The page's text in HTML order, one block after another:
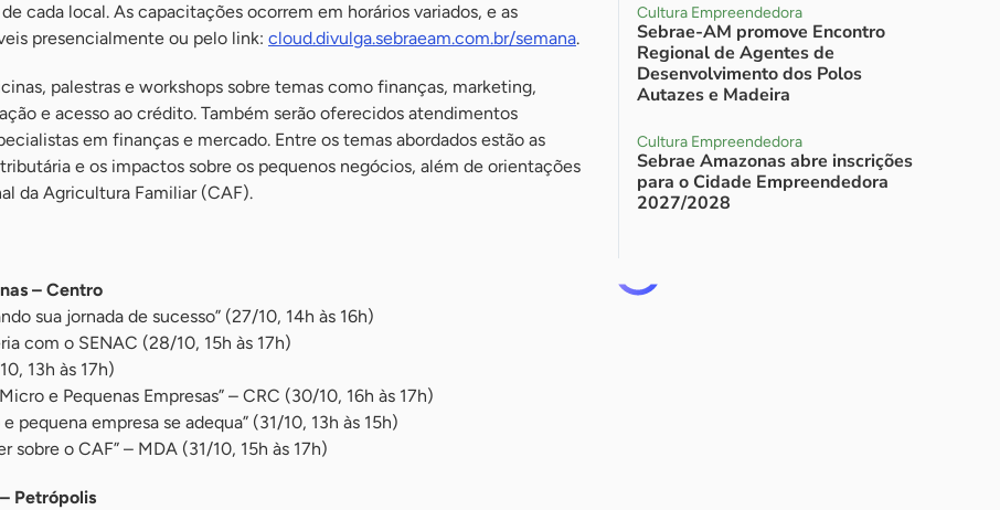
cada local. As capacitações ocorrem em horários variados, e as
presencialmente ou pelo link: cloud.divulga.sebraeam.com.br/semana.
palestras e workshops sobre temas como finanças, marketing,
e acesso ao crédito. Também serão oferecidos atendimentos
em finanças e mercado. Entre os temas abordados estão as
e os impactos sobre os pequenos negócios, além de orientações
da Agricultura Familiar (CAF).
– Centro
sua jornada de sucesso” (27/10, 14h às 16h)
com o SENAC (28/10, 15h às 17h)
13h às 17h)
e Pequenas Empresas” – CRC (30/10, 16h às 17h)
pequena empresa se adequa” (31/10, 13h às 15h)
sobre o CAF” – MDA (31/10, 15h às 17h)
Petrópolis
Cultura Empreendedora
Sebrae-AM promove Encontro
Regional de Agentes de
Desenvolvimento dos Polos
Autazes e Madeira
Cultura Empreendedora
Sebrae Amazonas abre inscrições
para o Cidade Empreendedora
2027/2028